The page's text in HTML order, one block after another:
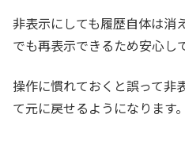
非表示にしても履歴自体は消
でも再表示できるため安心し
操作に慣れておくと誤って非
て元に戻せるようになります。